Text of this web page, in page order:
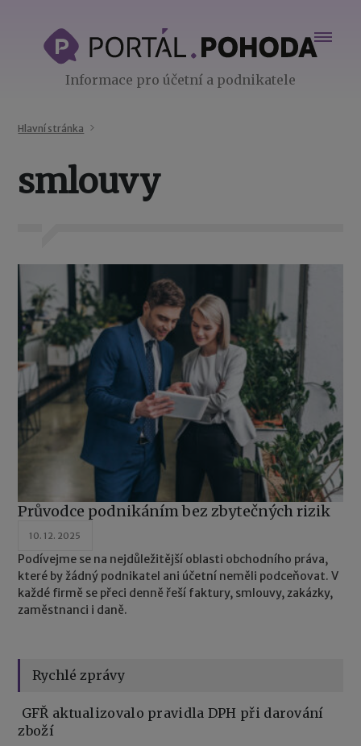
Informace pro účetní a podnikatele
Hlavní stránka
smlouvy
Průvodce podnikáním bez zbytečných rizik
10. 12. 2025
Podívejme se na nejdůležitější oblasti obchodního práva,
které by žádný podnikatel ani účetní neměli podceňovat. V
každé firmě se přeci denně řeší faktury, smlouvy, zakázky,
zaměstnanci i daně.
Rychlé zprávy
GFŘ aktualizovalo pravidla DPH při darování
zboží